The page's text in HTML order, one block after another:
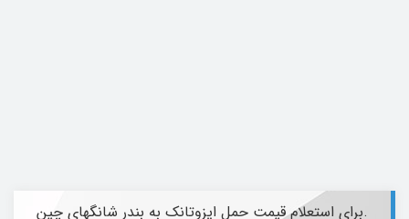
.برای استعلام قیمت حمل ایزوتانک به بندر شانگهای چین